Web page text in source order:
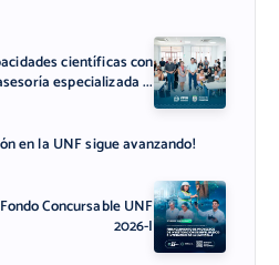
científicas con
especializada ...
en la UNF sigue avanzando!
Concursable UNF
2026-I